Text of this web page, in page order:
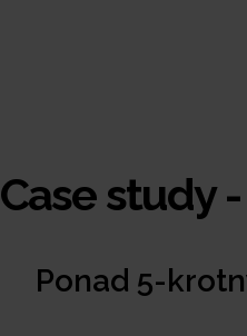
Case study -
Ponad 5-